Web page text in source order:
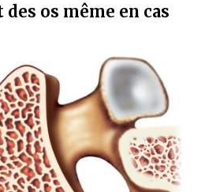
os même en cas